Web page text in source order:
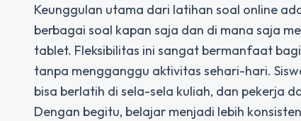
Keunggulan utama dari latihan soal online
berbagai soal kapan saja dan di mana saja
tablet. Fleksibilitas ini sangat bermanfaat
tanpa mengganggu aktivitas sehari-hari.
bisa berlatih di sela-sela kuliah, dan pekerja
Dengan begitu, belajar menjadi lebih